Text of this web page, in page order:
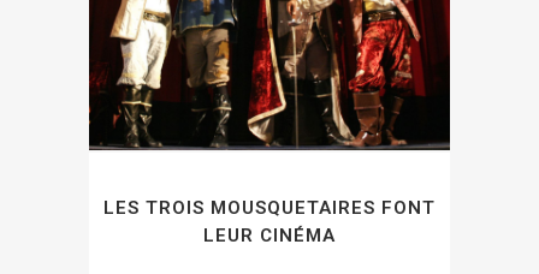
LES TROIS MOUSQUETAIRES FONT
LEUR CINÉMA